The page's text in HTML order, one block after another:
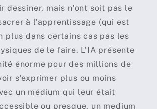
dessiner, mais n’ont soit pas le
à l’apprentissage (qui est
plus dans certains cas pas les
de le faire. L’IA présente
énorme pour des millions de
s’exprimer plus ou moins
un médium qui leur était
ou presque, un medium